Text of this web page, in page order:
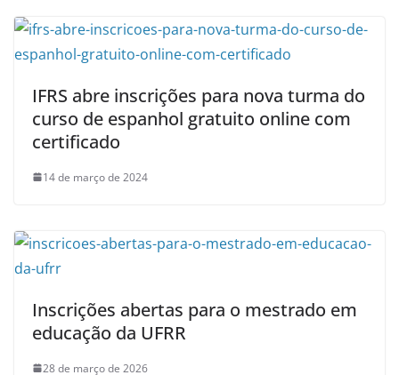
IFRS abre inscrições para nova turma do
curso de espanhol gratuito online com
certificado
14 de março de 2024
Inscrições abertas para o mestrado em
educação da UFRR
28 de março de 2026